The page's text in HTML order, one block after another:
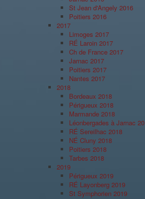
St Jean d'Angely 2016
Poitiers 2016
2017
Limoges 2017
RÉ Laroin 2017
Ch de France 2017
Jarnac 2017
Poitiers 2017
Nantes 2017
2018
Bordeaux 2018
Périgueux 2018
Marmande 2018
Léonbergades à Jarnac
RÉ Sereilhac 2018
NÉ Cluny 2018
Poitiers 2018
Tarbes 2018
2019
Périgueux 2019
RÉ Layonberg 2019
St Symphorien 2019